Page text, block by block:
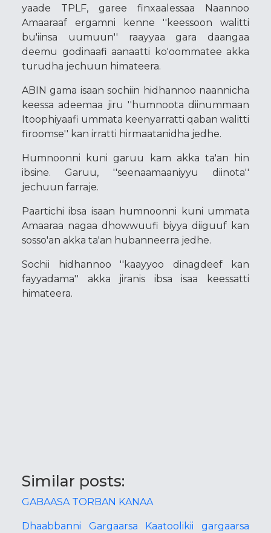
yaade TPLF, garee finxaalessaa Naannoo
Amaaraaf ergamni kenne ''keessoon walitti
bu'iinsa uumuun'' raayyaa gara daangaa
deemu godinaafi aanaatti ko'oommatee akka
turudha jechuun himateera.
ABIN gama isaan sochiin hidhannoo naannicha
keessa adeemaa jiru ''humnoota diinummaan
Itoophiyaafi ummata keenyarratti qaban walitti
firoomse'' kan irratti hirmaatanidha jedhe.
Humnoonni kuni garuu kam akka ta'an hin
ibsine. Garuu, ''seenaamaaniyyu diinota''
jechuun farraje.
Paartichi ibsa isaan humnoonni kuni ummata
Amaaraa nagaa dhowwuufi biyya diiguuf kan
sosso'an akka ta'an hubanneerra jedhe.
Sochii hidhannoo ''kaayyoo dinagdeef kan
fayyadama'' akka jiranis ibsa isaa keessatti
himateera.
Similar posts:
GABAASA TORBAN KANAA
Dhaabbanni Gargaarsa Kaatoolikii gargaarsa